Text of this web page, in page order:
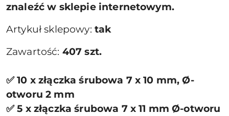
znaleźć w sklepie internetowym.
Artykuł sklepowy: tak
Zawartość: 407 szt.
✅ 10 x złączka śrubowa 7 x 10 mm, Ø-
otworu 2 mm
✅ 5 x złączka śrubowa 7 x 11 mm Ø-otworu